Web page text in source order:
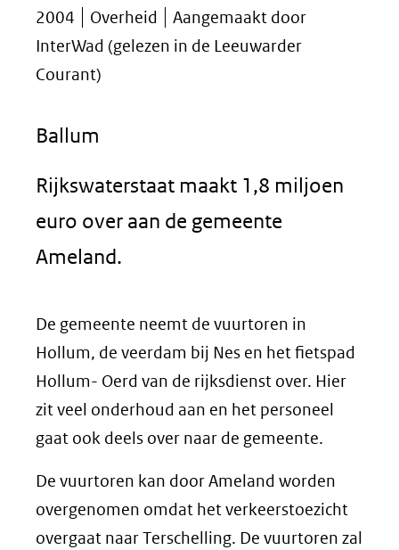
2004
Overheid
Aangemaakt door
InterWad (gelezen in de Leeuwarder
Courant)
Ballum
Rijkswaterstaat maakt 1,8 miljoen
euro over aan de gemeente
Ameland.
De gemeente neemt de vuurtoren in
Hollum, de veerdam bij Nes en het fietspad
Hollum- Oerd van de rijksdienst over. Hier
zit veel onderhoud aan en het personeel
gaat ook deels over naar de gemeente.
De vuurtoren kan door Ameland worden
overgenomen omdat het verkeerstoezicht
overgaat naar Terschelling. De vuurtoren zal